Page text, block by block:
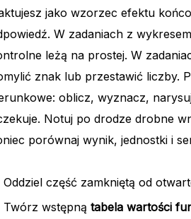
jako wzorzec efektu
W zadaniach z
leżą na prostej. W
znak lub przestawić liczby.
oblicz, wyznacz,
Notuj po drodze drobne
porównaj wynik, jednostki i
Oddziel część zamkniętą od
Twórz wstępną tabela wartości